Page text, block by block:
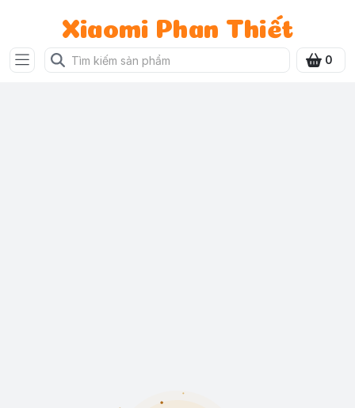
Xiaomi Phan Thiết
0